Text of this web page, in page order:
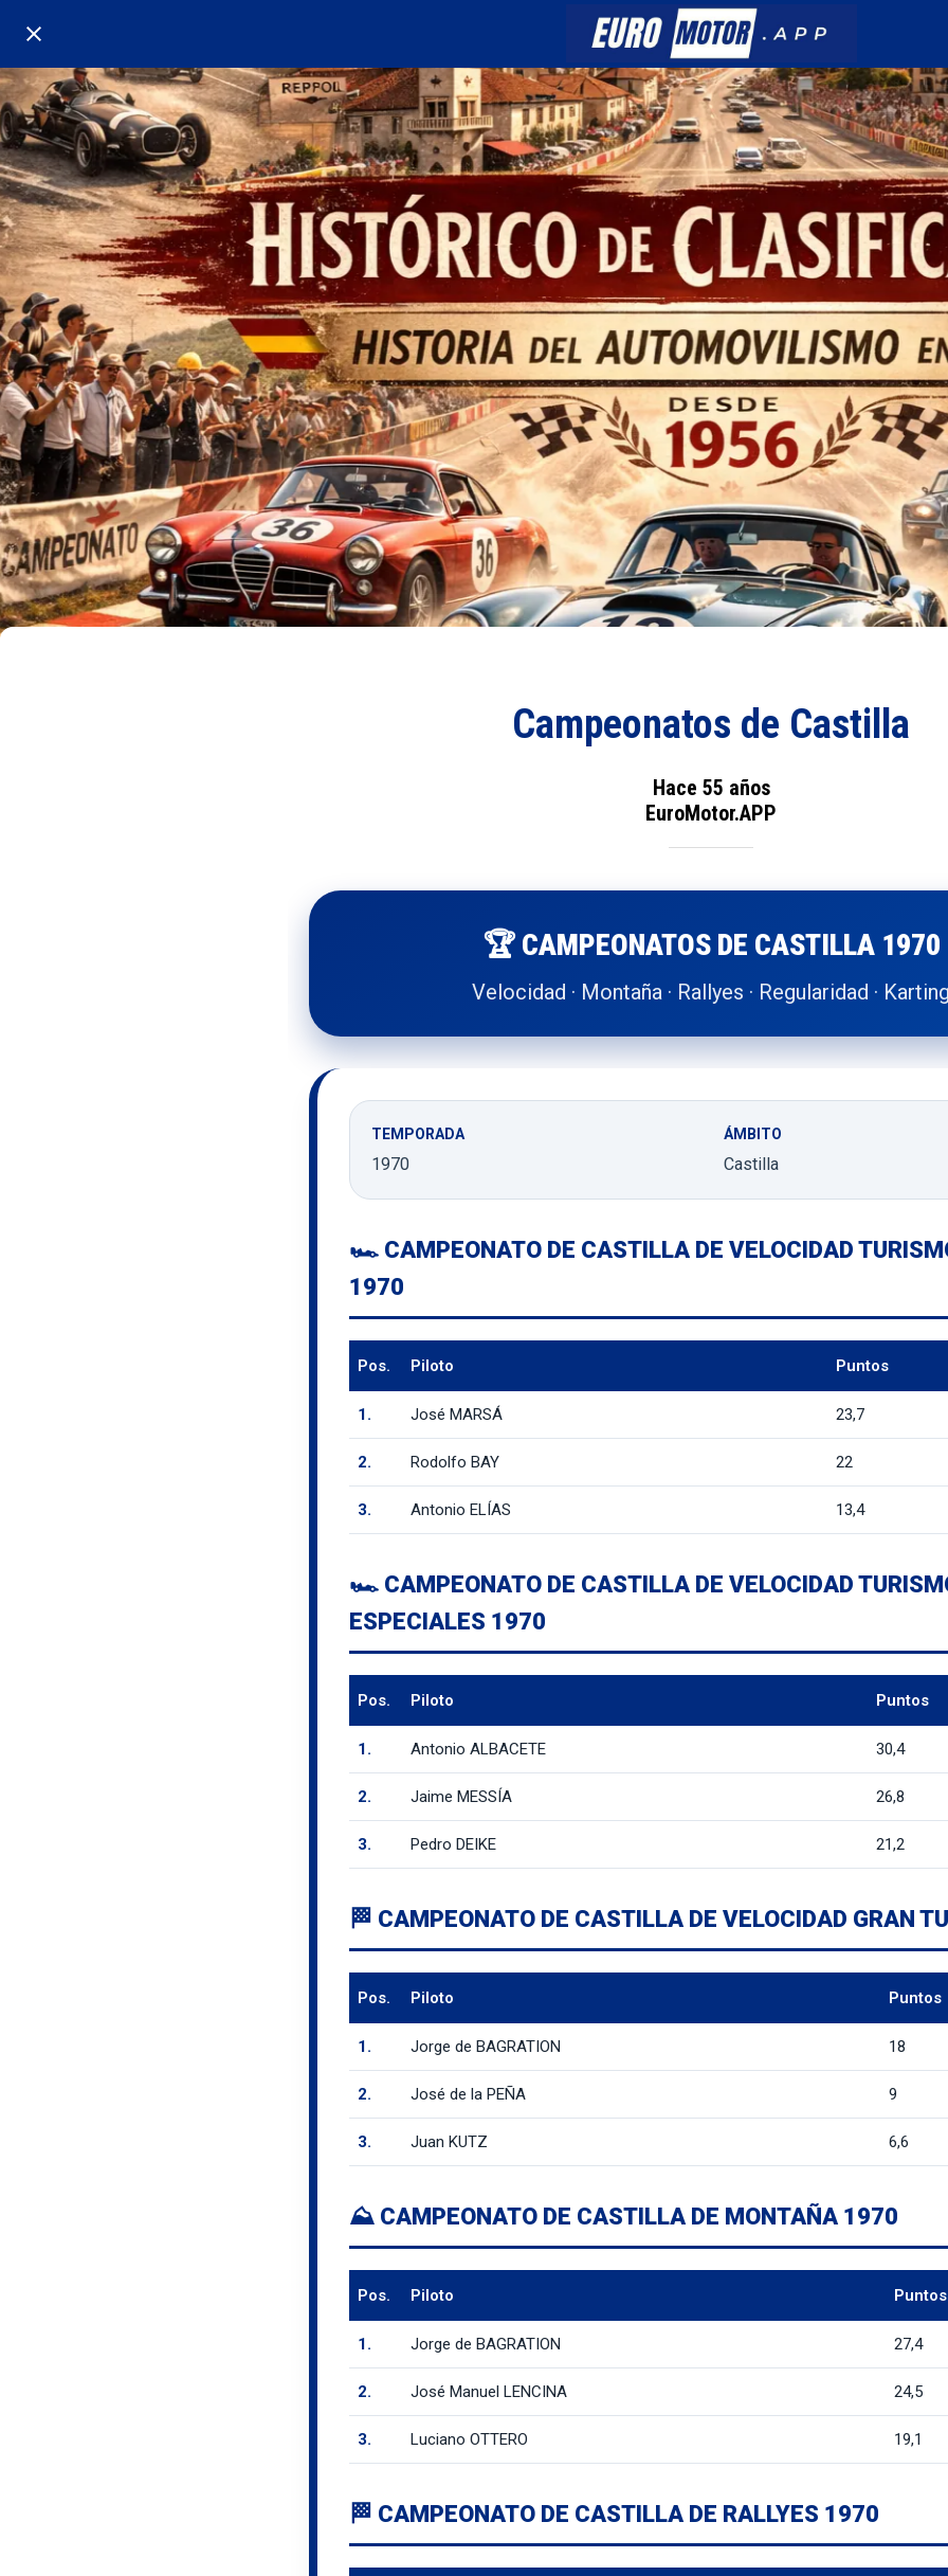
Campeonatos de Castilla
Hace 55 años
EuroMotor.APP
🏆 CAMPEONATOS DE CASTILLA 1970
Velocidad · Montaña · Rallyes · Regularidad ·
TEMPORADA
1970
ÁMBITO
Castilla
🏎️ CAMPEONATO DE CASTILLA DE VELOCIDAD
1970
Pos. Piloto Puntos
1. José MARSÁ 23,7
2. Rodolfo BAY 22
3. Antonio ELÍAS 13,4
🏎️ CAMPEONATO DE CASTILLA DE VELOCIDAD
ESPECIALES 1970
Pos. Piloto Puntos
1. Antonio ALBACETE 30,4
2. Jaime MESSÍA 26,8
3. Pedro DEIKE 21,2
🏁 CAMPEONATO DE CASTILLA DE VELOCIDAD GRAN
Pos. Piloto Puntos
1. Jorge de BAGRATION 18
2. José de la PEÑA 9
3. Juan KUTZ 6,6
⛰️ CAMPEONATO DE CASTILLA DE MONTAÑA 1970
Pos. Piloto Puntos
1. Jorge de BAGRATION 27,4
2. José Manuel LENCINA 24,5
3. Luciano OTTERO 19,1
🏁 CAMPEONATO DE CASTILLA DE RALLYES 1970